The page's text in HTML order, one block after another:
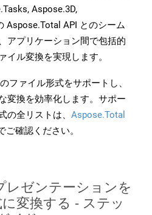
Aspose.3D,
Aspose.Total API とのシーム
アプリケーション間で包括的
イル変換を実現します。
ファイル形式をサポートし、
変換を効率化します。サポー
の全リストは、 Aspose.Total
ご確認ください。
レゼンテーションを
変換する - ステッ